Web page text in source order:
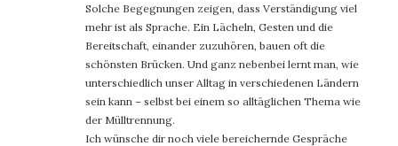
Solche Begegnungen zeigen, dass Verständigung viel
mehr ist als Sprache. Ein Lächeln, Gesten und die
Bereitschaft, einander zuzuhören, bauen oft die
schönsten Brücken. Und ganz nebenbei lernt man, wie
unterschiedlich unser Alltag in verschiedenen Ländern
sein kann – selbst bei einem so alltäglichen Thema wie
der Mülltrennung.
Ich wünsche dir noch viele bereichernde Gespräche